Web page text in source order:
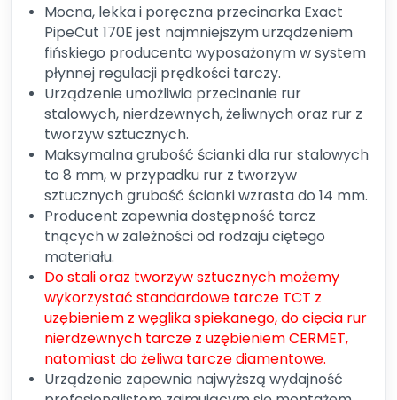
Mocna, lekka i poręczna przecinarka Exact
PipeCut 170E jest najmniejszym urządzeniem
fińskiego producenta wyposażonym w system
płynnej regulacji prędkości tarczy.
Urządzenie umożliwia przecinanie rur
stalowych, nierdzewnych, żeliwnych oraz rur z
tworzyw sztucznych.
Maksymalna grubość ścianki dla rur stalowych
to 8 mm, w przypadku rur z tworzyw
sztucznych grubość ścianki wzrasta do 14 mm.
Producent zapewnia dostępność tarcz
tnących w zależności od rodzaju ciętego
materiału.
Do stali oraz tworzyw sztucznych możemy
wykorzystać standardowe tarcze TCT z
uzębieniem z węglika spiekanego, do cięcia rur
nierdzewnych tarcze z uzębieniem CERMET,
natomiast do żeliwa tarcze diamentowe.
Urządzenie zapewnia najwyższą wydajność